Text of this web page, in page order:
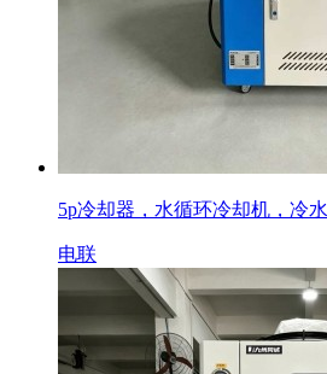
5p冷却器，水循环冷却机，冷
电联